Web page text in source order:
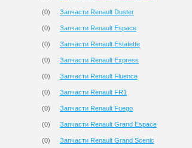
(0)
(0)
(0)
(0)
(0)
(0)
(0)
(0)
(0)
Запчасти Renault Duster
Запчасти Renault Espace
Запчасти Renault Estafette
Запчасти Renault Express
Запчасти Renault Fluence
Запчасти Renault FR1
Запчасти Renault Fuego
Запчасти Renault Grand Espace
Запчасти Renault Grand Scenic